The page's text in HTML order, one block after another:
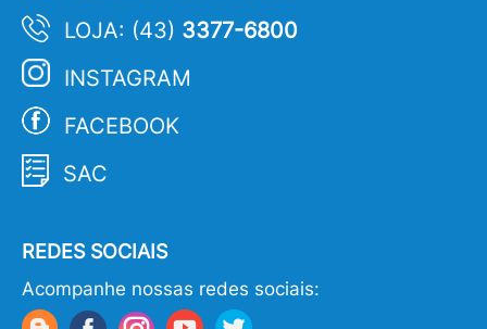
LOJA: (43) 3377-6800
INSTAGRAM
FACEBOOK
SAC
REDES SOCIAIS
Acompanhe nossas redes sociais: